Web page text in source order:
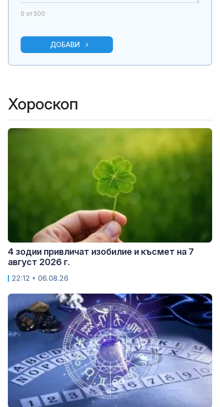
0 от 500
ДОБАВИ
Хороскоп
4 зодии привличат изобилие и късмет на 7
август 2026 г.
22:12 • 06.08.26